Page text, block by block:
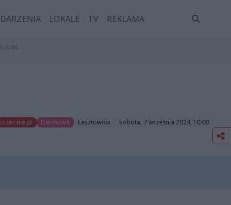
LOKALE TV REKLAMA
Darmowe Łasztownia sobota, 7 września 2024, 10:00